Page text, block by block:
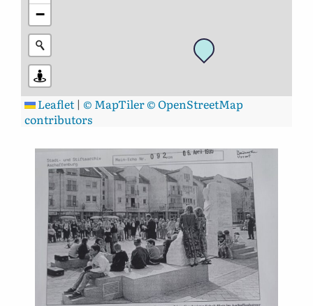
−
Leaflet | © MapTiler© OpenStreetMap
contributors